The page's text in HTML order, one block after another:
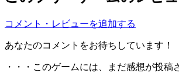
コメント・レビューを追加する
あなたのコメントをお待ちしています！
・・・このゲームには、まだ感想が投